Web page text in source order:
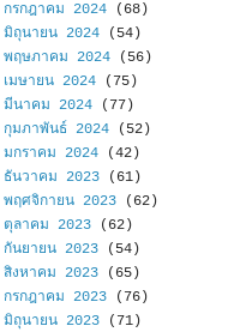
กรกฎาคม 2024 (68)
มิถุนายน 2024 (54)
พฤษภาคม 2024 (56)
เมษายน 2024 (75)
มีนาคม 2024 (77)
กุมภาพันธ์ 2024 (52)
มกราคม 2024 (42)
ธันวาคม 2023 (61)
พฤศจิกายน 2023 (62)
ตุลาคม 2023 (62)
กันยายน 2023 (54)
สิงหาคม 2023 (65)
กรกฎาคม 2023 (76)
มิถุนายน 2023 (71)